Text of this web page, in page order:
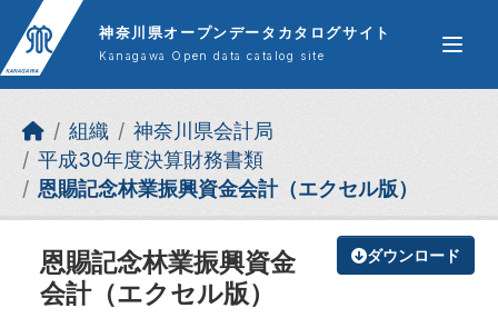
Skip to main content
神奈川県オープンデータカタログサイト
Kanagawa Open data catalog site
組織
神奈川県会計局
平成30年度決算財務書類
恩賜記念林業振興資金会計（エクセル版）
ダウンロード
恩賜記念林業振興資金
会計（エクセル版）